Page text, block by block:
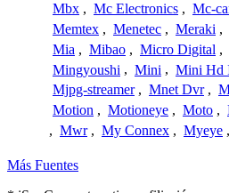
Mbx , Mc Electronics , Mc-
Memtex , Menetec , Meraki ,
Mia , Mibao , Micro Digital ,
Mingyoushi , Mini , Mini Hd
Mjpg-streamer , Mnet Dvr ,
Motion , Motioneye , Moto ,
, Mwr , My Connex , Myeye ,
Más Fuentes